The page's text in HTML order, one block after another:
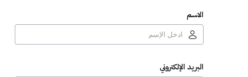
الاسم
البريد الإلكتروني